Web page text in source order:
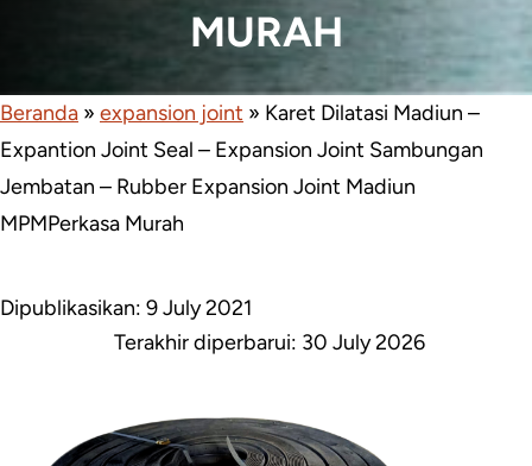
MURAH
Beranda » expansion joint » Karet Dilatasi Madiun –
Expantion Joint Seal – Expansion Joint Sambungan
Jembatan – Rubber Expansion Joint Madiun
MPMPerkasa Murah
Dipublikasikan: 9 July 2021
Terakhir diperbarui: 30 July 2026